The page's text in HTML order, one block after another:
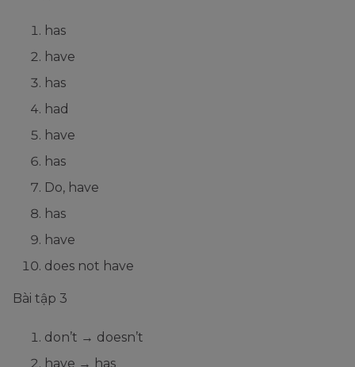
has
have
has
had
have
has
Do, have
has
have
does not have
Bài tập 3
don’t → doesn’t
have → has